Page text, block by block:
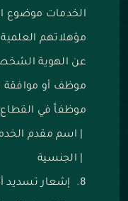
الخدمات موضوع
مؤهلاتهم
عن الهوية
موظف أو موافقة
موظفاً في القطاع
اسم مقدم
الجنسية
إشعار تسديد